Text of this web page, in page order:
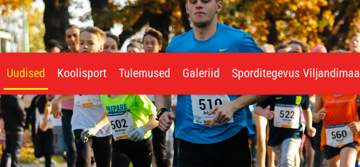
Uudised Koolisport Tulemused Galeriid Sporditegevus Viljandimaal